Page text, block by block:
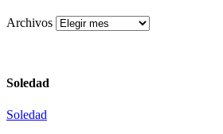
Archivos
Soledad
Soledad